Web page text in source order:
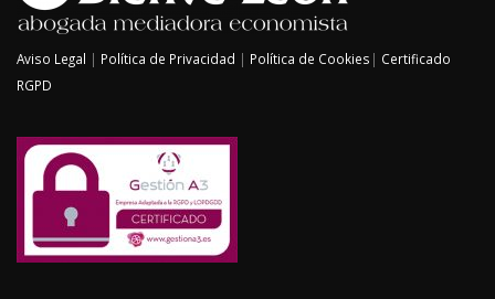
Aviso Legal | Política de Privacidad | Política de Cookies |
Certificado